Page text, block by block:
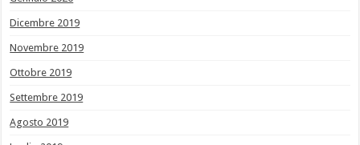
Dicembre 2019
Novembre 2019
Ottobre 2019
Settembre 2019
Agosto 2019